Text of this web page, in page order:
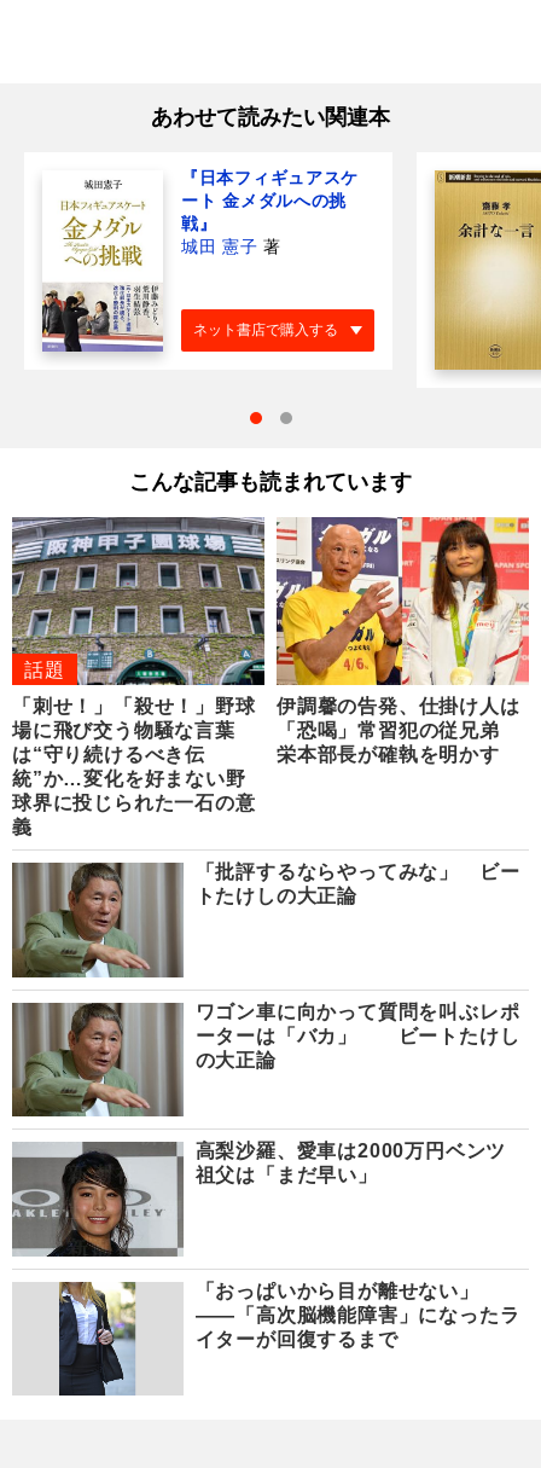
あわせて読みたい関連本
『日本フィギュアスケ
ート 金メダルへの挑
戦』
城田 憲子 著
ネット書店で購入する
こんな記事も読まれています
話題
「刺せ！」「殺せ！」野球
場に飛び交う物騒な言葉
は“守り続けるべき伝
統”か…変化を好まない野
球界に投じられた一石の意
義
伊調馨の告発、仕掛け人は
「恐喝」常習犯の従兄弟
栄本部長が確執を明かす
「批評するならやってみな」 ビー
トたけしの大正論
ワゴン車に向かって質問を叫ぶレポ
ーターは「バカ」 ビートたけし
の大正論
高梨沙羅、愛車は2000万円ベンツ
祖父は「まだ早い」
「おっぱいから目が離せない」
――「高次脳機能障害」になったラ
イターが回復するまで